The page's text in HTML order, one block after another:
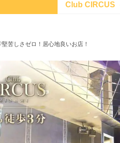
吹田・茨
祝い金あ
終電上がりOK (13) 遅出出勤
あり (2) 託児所 (7)
祝日営業
Club CIRCUS
苦しさゼロ！居心地良いお店！